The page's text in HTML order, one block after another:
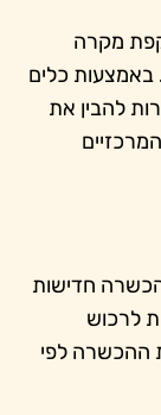
מקרה
באמצעות כלים
להבין את
חדישות
לרכוש
ההכשרה לפי